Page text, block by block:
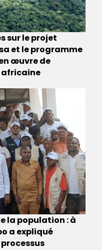
sur le projet
et le programme
œuvre de
africaine
la population : à
a expliqué